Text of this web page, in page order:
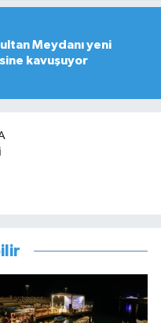
Meydanı yeni
kavuşuyor